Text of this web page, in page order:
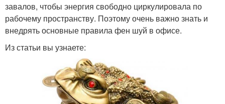
завалов, чтобы энергия свободно циркулировала по
рабочему пространству. Поэтому очень важно знать и
внедрять основные правила фен шуй в офисе.
Из статьи вы узнаете: